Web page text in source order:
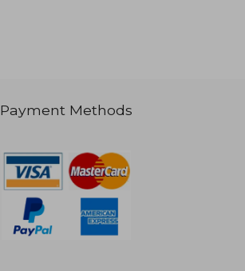
NT$ 911
Payment Methods